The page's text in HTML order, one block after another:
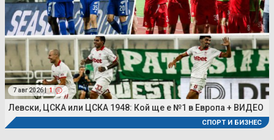
7 авг 2026 | 1
Левски, ЦСКА или ЦСКА 1948: Кой ще е №1 в Европа + ВИДЕО
СПОРТ И БИЗНЕС